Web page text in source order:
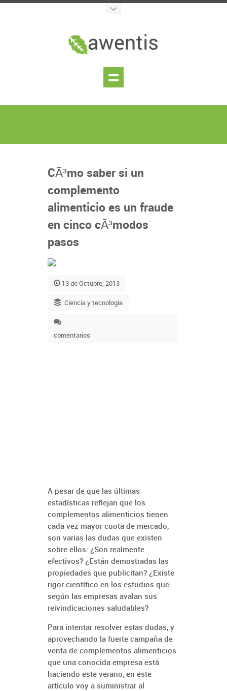
CÃ³mo saber si un
complemento
alimenticio es un fraude
en cinco cÃ³modos
pasos
13 de Octubre, 2013
Ciencia y tecnología
comentarios
A pesar de que las últimas
estadísticas reflejan que los
complementos alimenticios tienen
cada vez mayor cuota de mercado,
son varias las dudas que existen
sobre ellos: ¿Son realmente
efectivos? ¿Están demostradas las
propiedades que publicitan? ¿Existe
rigor científico en los estudios que
según las empresas avalan sus
reivindicaciones saludables?
Para intentar resolver estas dudas, y
aprovechando la fuerte campaña de
venta de complementos alimenticios
que una conocida empresa está
haciendo este verano, en este
artículo voy a suministrar al